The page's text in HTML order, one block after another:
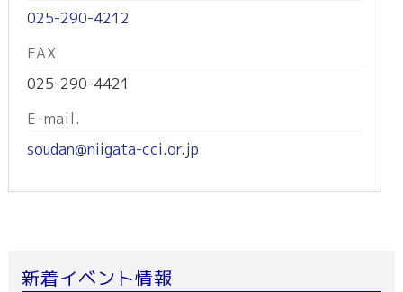
025-290-4212
FAX
025-290-4421
E-mail.
soudan@niigata-cci.or.jp
新着イベント情報